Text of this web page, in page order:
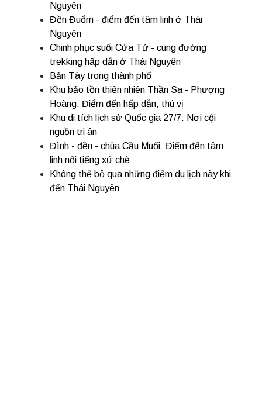
Nguyên
Đền Đuổm - điểm đến tâm linh ở Thái
Nguyên
Chinh phục suối Cửa Tử - cung đường
trekking hấp dẫn ở Thái Nguyên
Bản Tày trong thành phố
Khu bảo tồn thiên nhiên Thần Sa - Phượng
Hoàng: Điểm đến hấp dẫn, thú vị
Khu di tích lịch sử Quốc gia 27/7: Nơi cội
nguồn tri ân
Đình - đền - chùa Cầu Muối: Điểm đến tâm
linh nổi tiếng xứ chè
Không thể bỏ qua những điểm du lịch này khi
đến Thái Nguyên